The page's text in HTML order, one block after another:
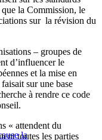
la Commission, le
sur la révision du
– groupes de
d’influencer le
et la mise en
sur une base
à rendre ce code
la
« attendent du
toutes les parties